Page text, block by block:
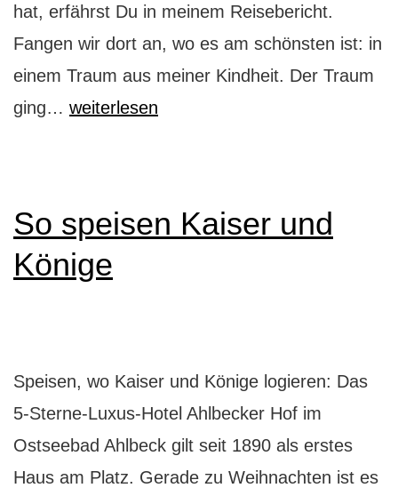
hat, erfährst Du in meinem Reisebericht.
Fangen wir dort an, wo es am schönsten ist: in
einem Traum aus meiner Kindheit. Der Traum
ging… Wo
5
Wow-
weiterlesen
So speisen Kaiser und
Könige
Speisen, wo Kaiser und Könige logieren: Das
5-Sterne-Luxus-Hotel Ahlbecker Hof im
Ostseebad Ahlbeck gilt seit 1890 als erstes
Haus am Platz. Gerade zu Weihnachten ist es